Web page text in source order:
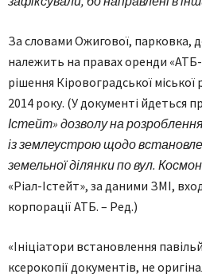
За словами Ожигової, парковка,
належить на правах оренди
рішення Кіровоградської
2014 року. (У документі йдеться
Істейт» дозволу на
із землеустрою щодо
земельної ділянки по вул.
«Ріал-Істейт», за даними ЗМІ,
корпорації АТБ. – Ред.)
«Ініціатори встановлення
ксерокопії документів, не